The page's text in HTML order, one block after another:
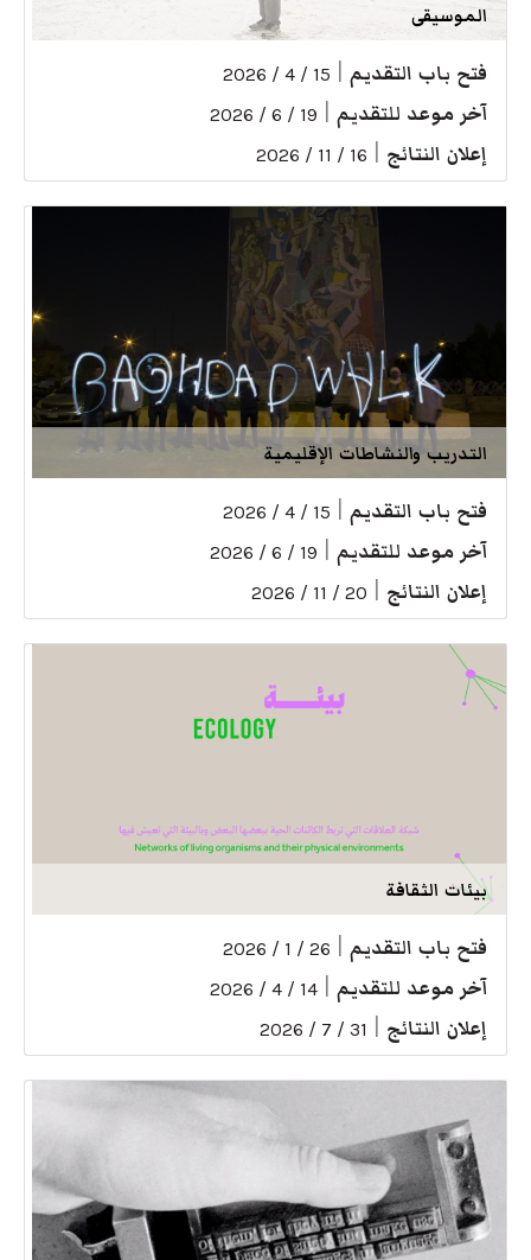
الموسيقى
فتح باب التقديم 15 / 4 / 2026
آخر موعد للتقديم 19 / 6 / 2026
إعلان النتائج 16 / 11 / 2026
التدريب والنشاطات الإقليمية
فتح باب التقديم 15 / 4 / 2026
آخر موعد للتقديم 19 / 6 / 2026
إعلان النتائج 20 / 11 / 2026
بيئات الثقافة
فتح باب التقديم 26 / 1 / 2026
آخر موعد للتقديم 14 / 4 / 2026
إعلان النتائج 31 / 7 / 2026